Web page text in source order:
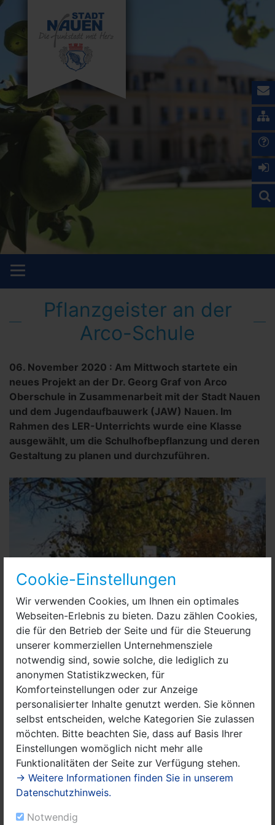
Cookie-Einstellungen
Wir verwenden Cookies, um Ihnen ein optimales
Webseiten-Erlebnis zu bieten. Dazu zählen Cookies,
die für den Betrieb der Seite und für die Steuerung
unserer kommerziellen Unternehmensziele
notwendig sind, sowie solche, die lediglich zu
anonymen Statistikzwecken, für
Komforteinstellungen oder zur Anzeige
personalisierter Inhalte genutzt werden. Sie können
selbst entscheiden, welche Kategorien Sie zulassen
möchten. Bitte beachten Sie, dass auf Basis Ihrer
Einstellungen womöglich nicht mehr alle
Funktionalitäten der Seite zur Verfügung stehen.
→ Weitere Informationen finden Sie in unserem
Datenschutzhinweis.
Notwendig
Pflanzgeister an der
Arco-Schule
06. November 2020 : Am Mittwoch startete ein
neues Projekt an der Dr. Georg Graf von Arco
Oberschule in Zusammenarbeit mit der Stadt Nauen
und dem Jugendaufbauwerk (JAW) Nauen. Im
Rahmen des LER-Unterrichts wurde eine Klasse
ausgewählt, um die Schulhofbepflanzung und deren
Gestaltung zu planen und durchzuführen.
Die Pflanzgeister der Klasse 7c beim Kräuterpflanzen.jpg
Die Klasse 7c zeigte von Anfang an sehr viel Interesse
an diesem Projekt. Im ersten Schritt wurden Kräuter
gepflanzt. „Die Tatsache, dass Kräuter auch